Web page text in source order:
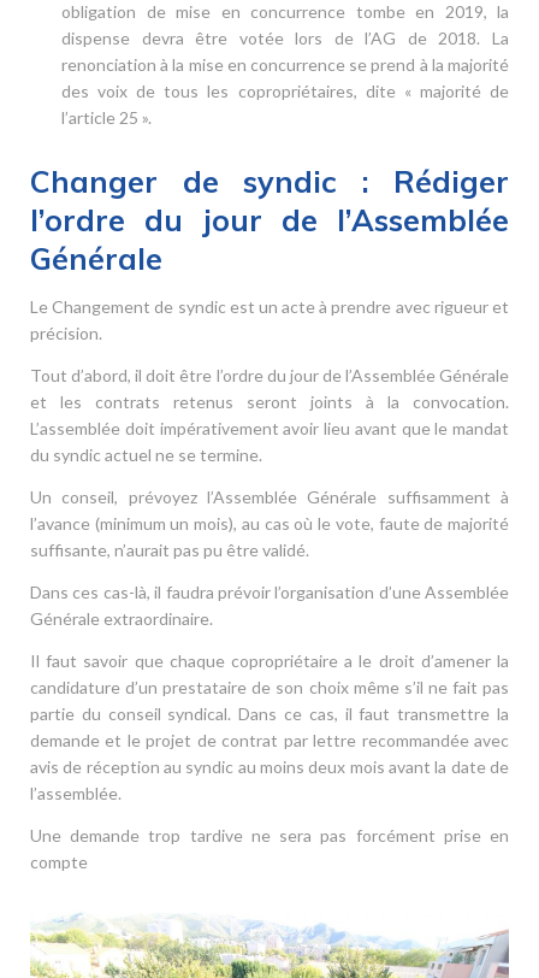
obligation de mise en concurrence tombe en 2019, la
dispense devra être votée lors de l’AG de 2018. La
renonciation à la mise en concurrence se prend à la majorité
des voix de tous les copropriétaires, dite « majorité de
l’article 25 ».
Changer de syndic : Rédiger
l’ordre du jour de l’Assemblée
Générale
Le Changement de syndic est un acte à prendre avec rigueur et
précision.
Tout d’abord, il doit être l’ordre du jour de l’Assemblée Générale
et les contrats retenus seront joints à la convocation.
L’assemblée doit impérativement avoir lieu avant que le mandat
du syndic actuel ne se termine.
Un conseil, prévoyez l’Assemblée Générale suffisamment à
l’avance (minimum un mois), au cas où le vote, faute de majorité
suffisante, n’aurait pas pu être validé.
Dans ces cas-là, il faudra prévoir l’organisation d’une Assemblée
Générale extraordinaire.
Il faut savoir que chaque copropriétaire a le droit d’amener la
candidature d’un prestataire de son choix même s’il ne fait pas
partie du conseil syndical. Dans ce cas, il faut transmettre la
demande et le projet de contrat par lettre recommandée avec
avis de réception au syndic au moins deux mois avant la date de
l’assemblée.
Une demande trop tardive ne sera pas forcément prise en
compte